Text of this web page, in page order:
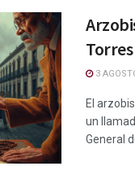
3
El
un
General